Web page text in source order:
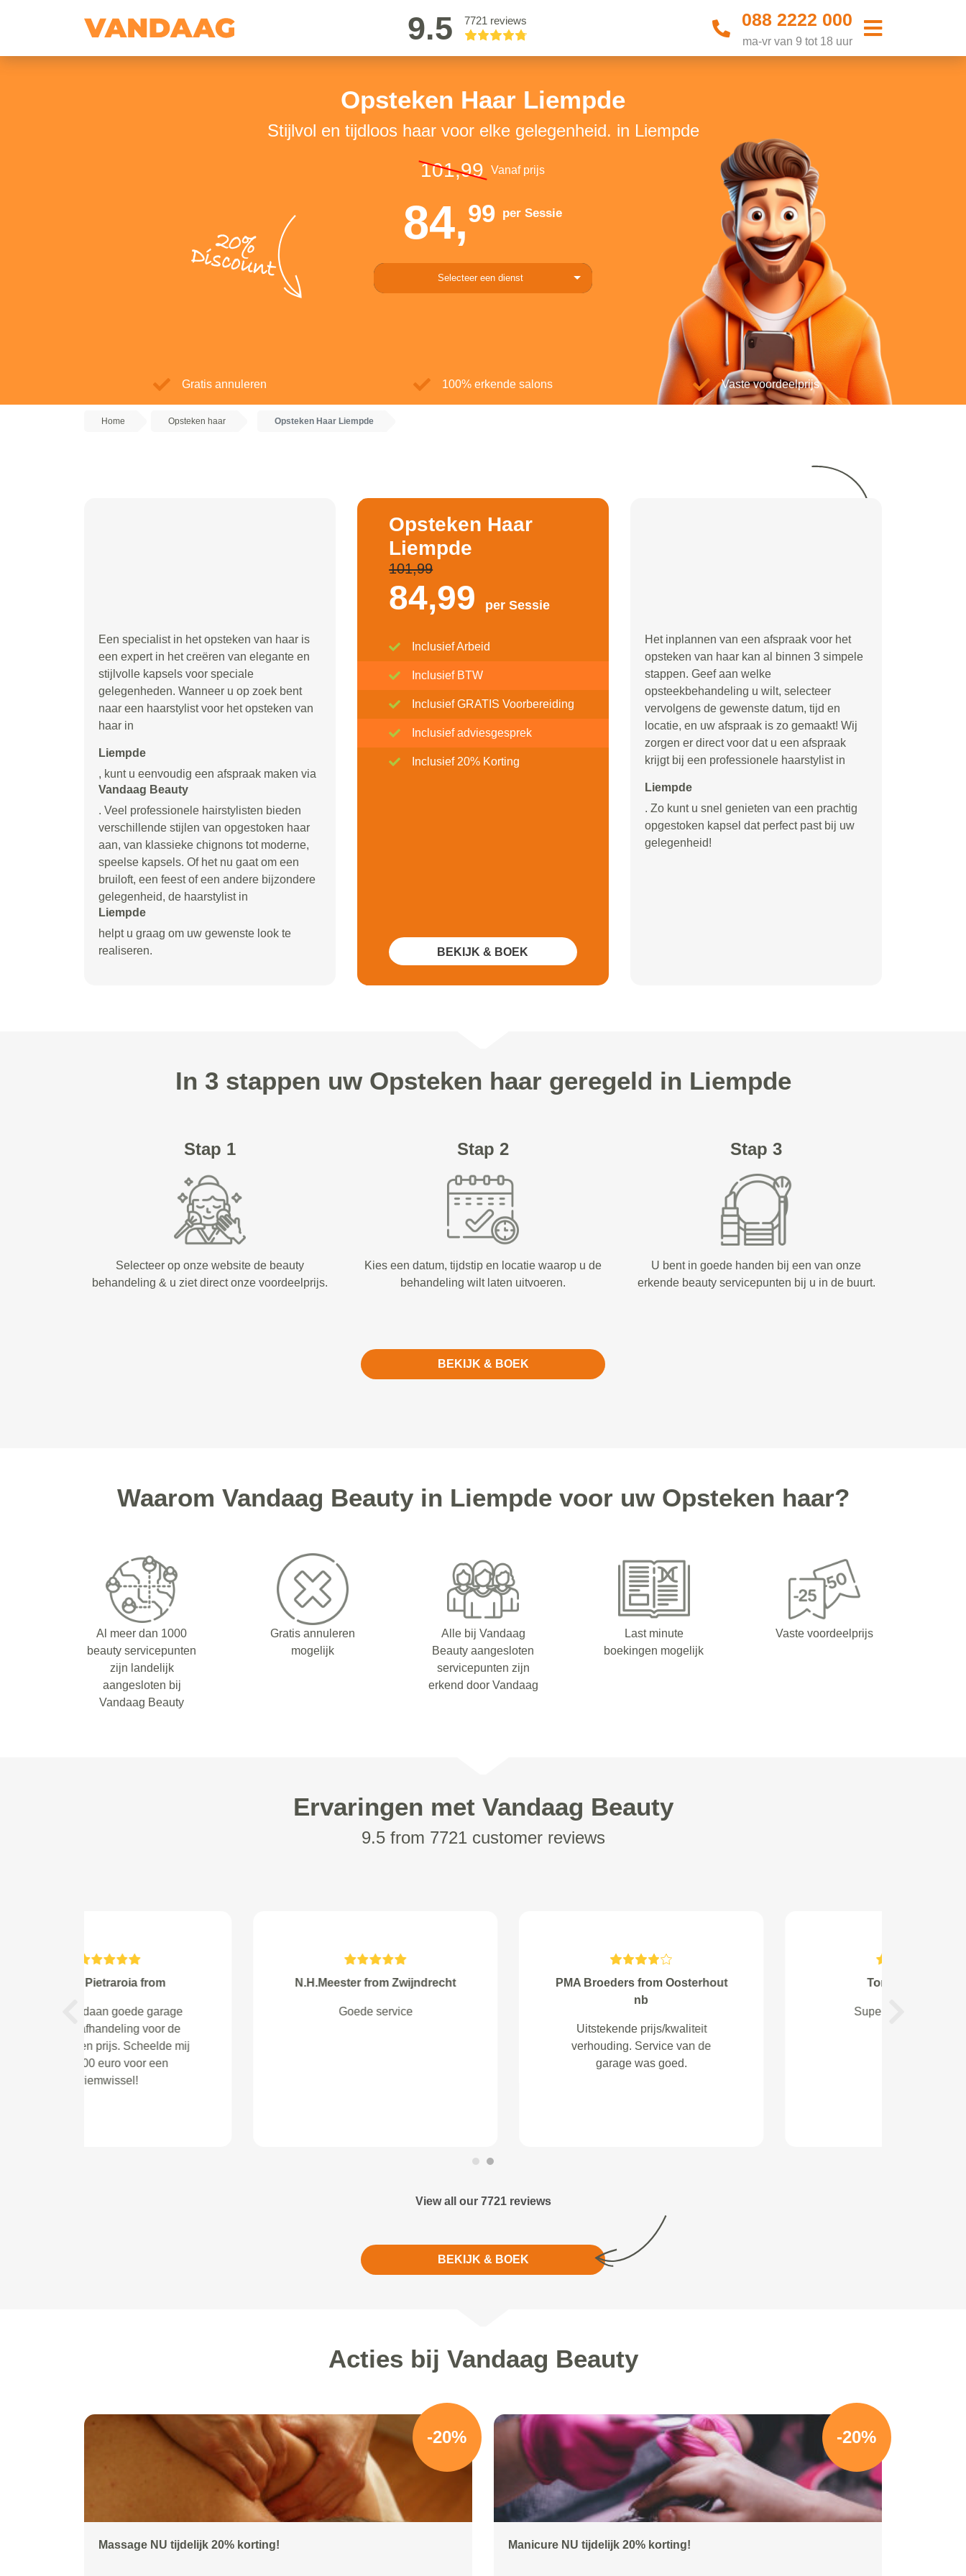
9.5 7721 reviews 088 2222 000
ma-vr van 9 tot 18 uur
Opsteken Haar Liempde
Stijlvol en tijdloos haar voor elke gelegenheid. in Liempde
20%
Discount
101,99 Vanaf prijs
84,99 per Sessie
Selecteer een dienst
Gratis annuleren 100% erkende salons Vaste voordeelprijs
Home Opsteken haar Opsteken Haar Liempde
Een specialist in het opsteken van haar is
een expert in het creëren van elegante en
stijlvolle kapsels voor speciale
gelegenheden. Wanneer u op zoek bent
naar een haarstylist voor het opsteken van
haar in
Liempde
, kunt u eenvoudig een afspraak maken via
Vandaag Beauty
. Veel professionele hairstylisten bieden
verschillende stijlen van opgestoken haar
aan, van klassieke chignons tot moderne,
speelse kapsels. Of het nu gaat om een
bruiloft, een feest of een andere bijzondere
gelegenheid, de haarstylist in
Liempde
helpt u graag om uw gewenste look te
realiseren.
Opsteken Haar
Liempde
101,99
84,99 per Sessie
Inclusief Arbeid
Inclusief BTW
Inclusief GRATIS Voorbereiding
Inclusief adviesgesprek
Inclusief 20% Korting
BEKIJK & BOEK
Het inplannen van een afspraak voor het
opsteken van haar kan al binnen 3 simpele
stappen. Geef aan welke
opsteekbehandeling u wilt, selecteer
vervolgens de gewenste datum, tijd en
locatie, en uw afspraak is zo gemaakt! Wij
zorgen er direct voor dat u een afspraak
krijgt bij een professionele haarstylist in
Liempde
. Zo kunt u snel genieten van een prachtig
opgestoken kapsel dat perfect past bij uw
gelegenheid!
In 3 stappen uw Opsteken haar geregeld in Liempde
Stap 1
Selecteer op onze website de beauty
behandeling & u ziet direct onze voordeelprijs.
Stap 2
Kies een datum, tijdstip en locatie waarop u de
behandeling wilt laten uitvoeren.
Stap 3
U bent in goede handen bij een van onze
erkende beauty servicepunten bij u in de buurt.
BEKIJK & BOEK
Waarom Vandaag Beauty in Liempde voor uw Opsteken haar?
Al meer dan 1000
beauty servicepunten
zijn landelijk
aangesloten bij
Vandaag Beauty
Gratis annuleren
mogelijk
Alle bij Vandaag
Beauty aangesloten
servicepunten zijn
erkend door Vandaag
Last minute
boekingen mogelijk
Vaste voordeelprijs
Ervaringen met Vandaag Beauty
9.5 from 7721 customer reviews
PMA Broeders from Oosterhout
Uitstekende prijs/kwaliteit
verhouding. Service van de
Ton Blom from Dennis Sjouw from
nu bijna nieuw. Top werk
Previous
View all our 7721 reviews
BEKIJK & BOEK
Acties bij Vandaag Beauty
-20%
Massage NU tijdelijk 20% korting!
-20%
Manicure NU tijdelijk 20% korting!